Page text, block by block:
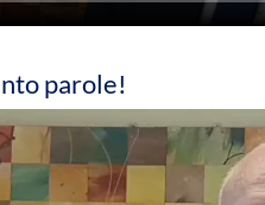
parole!